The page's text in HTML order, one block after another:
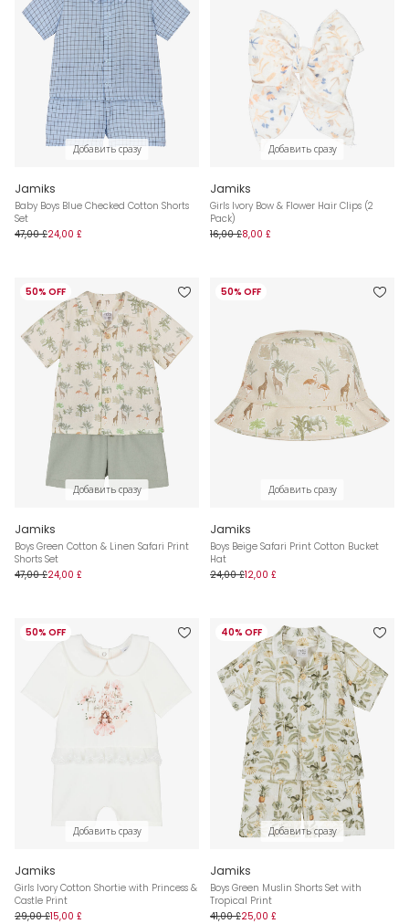
Добавить сразу
Jamiks
Baby Boys Blue Checked Cotton Shorts
Set
47,00 £24,00 £
Добавить сразу
Jamiks
Girls Ivory Bow & Flower Hair Clips (2
Pack)
16,00 £8,00 £
50% OFF
Добавить сразу
Jamiks
Boys Green Cotton & Linen Safari Print
Shorts Set
47,00 £24,00 £
50% OFF
Добавить сразу
Jamiks
Boys Beige Safari Print Cotton Bucket
Hat
24,00 £12,00 £
50% OFF
Добавить сразу
Jamiks
Girls Ivory Cotton Shortie with Princess &
Castle Print
29,00 £15,00 £
40% OFF
Добавить сразу
Jamiks
Boys Green Muslin Shorts Set with
Tropical Print
41,00 £25,00 £